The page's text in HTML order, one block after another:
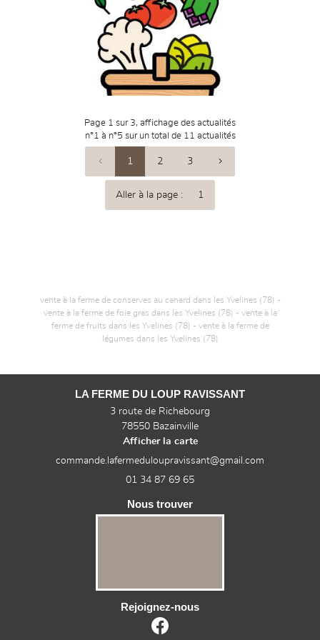
Page 1 sur 3, affichage des actualités
n°1 à n°5 sur un total de 11 actualités
1 2 3
Aller à la page :
vente à la ferme de conserves au canard dans les Yvelines (78) -
vente à la ferme de foie gras dans les Yvelines (78) - vente à la
ferme de fruits dans les Yvelines (78) - vente à la ferme de
légumes dans les Yvelines (78)
LA FERME DU LOUP RAVISSANT
3 route de Richebourg
78550 Bazainville
Afficher la carte
01 34 87 69 65
Nous trouver
Rejoignez-nous